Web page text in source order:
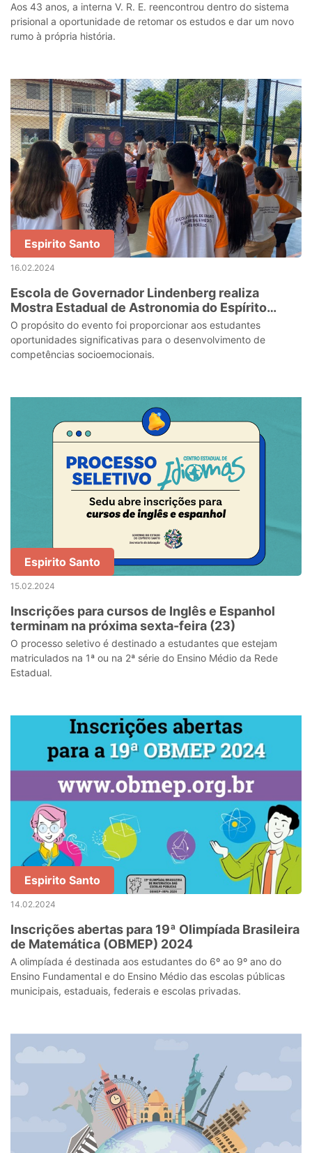
Aos 43 anos, a interna V. R. E. reencontrou dentro do sistema
prisional a oportunidade de retomar os estudos e dar um novo
rumo à própria história.
Espirito Santo
16.02.2024
Escola de Governador Lindenberg realiza
Mostra Estadual de Astronomia do Espírito
Santo
O propósito do evento foi proporcionar aos estudantes
oportunidades significativas para o desenvolvimento de
competências socioemocionais.
Espirito Santo
15.02.2024
Inscrições para cursos de Inglês e Espanhol
terminam na próxima sexta-feira (23)
O processo seletivo é destinado a estudantes que estejam
matriculados na 1ª ou na 2ª série do Ensino Médio da Rede
Estadual.
Espirito Santo
14.02.2024
Inscrições abertas para 19ª Olimpíada Brasileira
de Matemática (OBMEP) 2024
A olimpíada é destinada aos estudantes do 6º ao 9º ano do
Ensino Fundamental e do Ensino Médio das escolas públicas
municipais, estaduais, federais e escolas privadas.